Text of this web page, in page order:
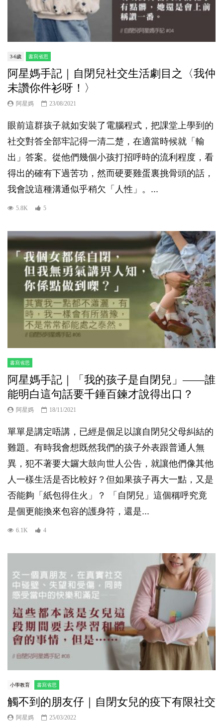
3-6歲 書寫省思
阿星媽手記｜自閉兒社交生活劇目之〈我仲
未讚你件衫呀！〉
阿星媽 23/08/2021
眼前這群孩子就如安裝了電腦程式，把課堂上學到的
社交對答全部牢記得一清二楚，在適當時候就「輸
出」答案。從他們幾個小孩打招呼時的流利程度，看
得出的確有下過苦功，然而硬要雞蛋裏挑骨頭的話，
我會說這種溝通似乎稍欠「人性」。...
5.8K 5
書寫省思
阿星媽手記｜「我的孩子是自閉兒」——誰
能明白這句話要千錘百鍊才說得出口？
阿星媽 18/11/2021
單單是講定唔講，已經是個足以讓自閉兒父母糾結的
難題。有時我會想既然我們的孩子外表跟普通人無
異，犯不著要大鑼大鼓向世人公告，就讓他們像其他
人一樣生活是否比較好？但如果孩子再大一點，又是
否能夠「紙包得住火」？ 「自閉兒」這個稱呼究竟
是個更能換來包容的護身符，還是...
6.1K 4
小學教育 書寫省思
觸不到的朋友仔｜自閉女兒的疫下有限社交
阿星媽 25/03/2022